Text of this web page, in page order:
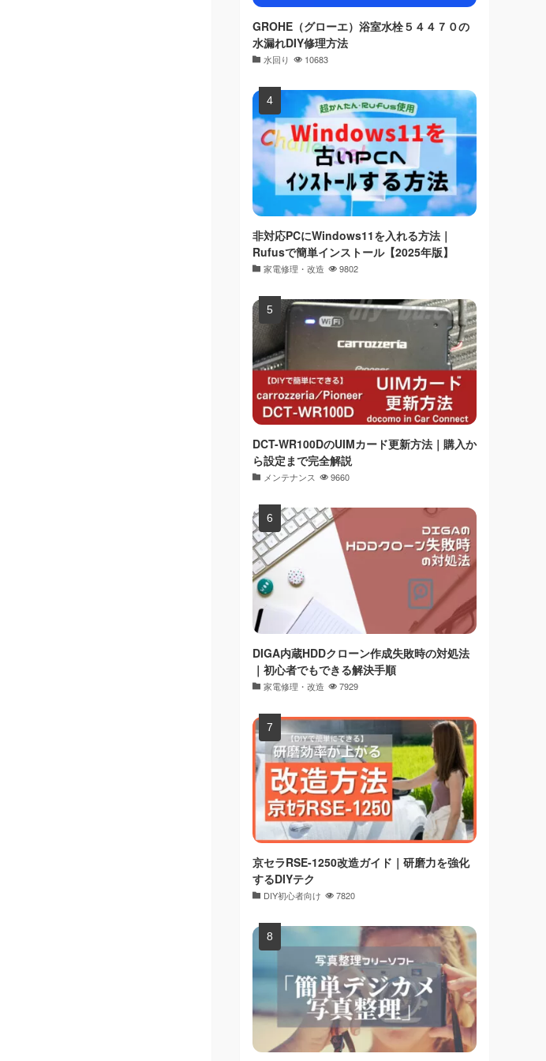
GROHE（グローエ）浴室水栓５４４７０の
水漏れDIY修理方法
水回り 10683
非対応PCにWindows11を入れる方法｜
Rufusで簡単インストール【2025年版】
家電修理・改造 9802
DCT-WR100DのUIMカード更新方法｜購入か
ら設定まで完全解説
メンテナンス 9660
DIGA内蔵HDDクローン作成失敗時の対処法
｜初心者でもできる解決手順
家電修理・改造 7929
京セラRSE-1250改造ガイド｜研磨力を強化
するDIYテク
DIY初心者向け 7820